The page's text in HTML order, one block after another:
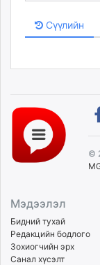
Сүүлийн
©
Мэдээлэл
Бидний тухай
Редакцийн бодлого
Зохиогчийн эрх
Санал хүсэлт